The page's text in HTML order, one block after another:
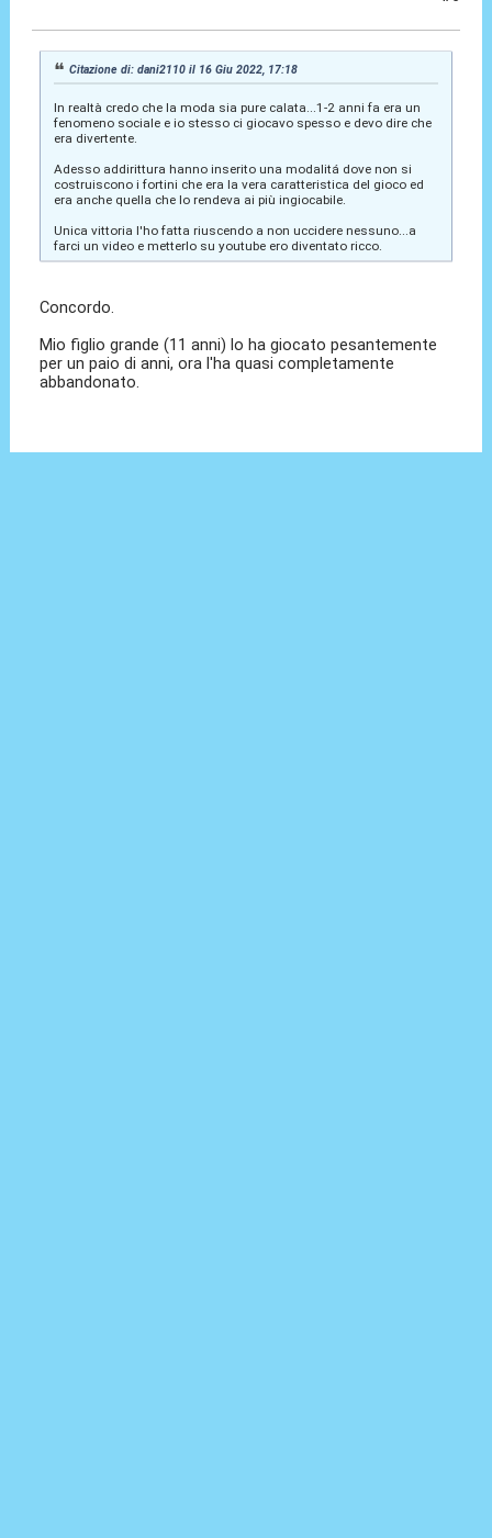
Citazione di: dani2110 il 16 Giu 2022, 17:18
In realtà credo che la moda sia pure calata...1-2 anni fa era un
fenomeno sociale e io stesso ci giocavo spesso e devo dire che
era divertente.
Adesso addirittura hanno inserito una modalitá dove non si
costruiscono i fortini che era la vera caratteristica del gioco ed
era anche quella che lo rendeva ai più ingiocabile.
Unica vittoria l'ho fatta riuscendo a non uccidere nessuno...a
farci un video e metterlo su youtube ero diventato ricco.
Concordo.
Mio figlio grande (11 anni) lo ha giocato pesantemente
per un paio di anni, ora l'ha quasi completamente
abbandonato.